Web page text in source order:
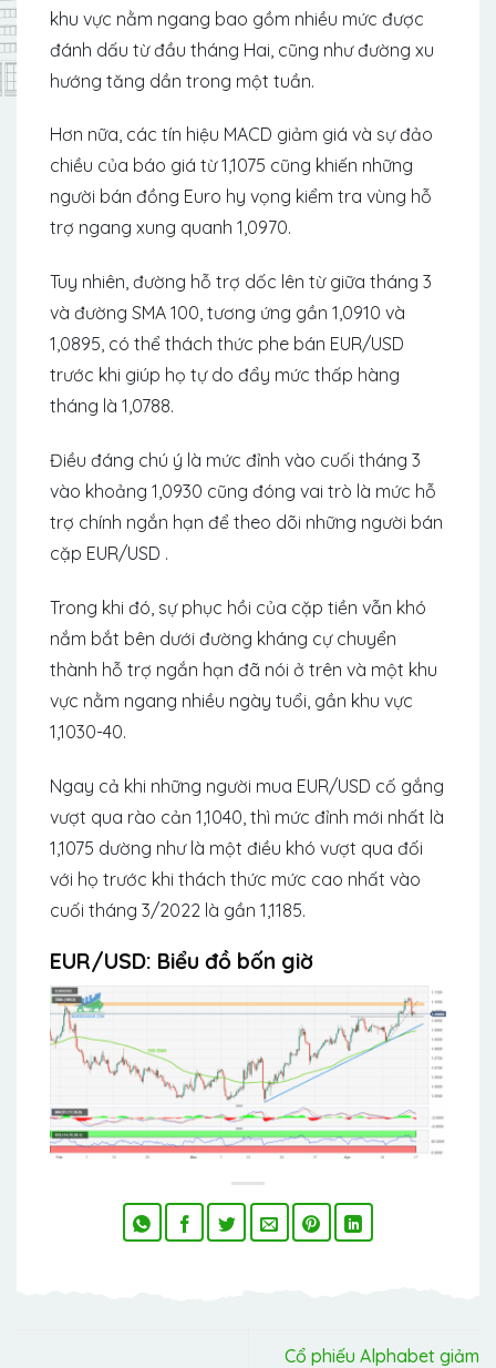
khu vực nằm ngang bao gồm nhiều mức được
đánh dấu từ đầu tháng Hai, cũng như đường xu
hướng tăng dần trong một tuần.
Hơn nữa, các tín hiệu MACD giảm giá và sự đảo
chiều của báo giá từ 1,1075 cũng khiến những
người bán đồng Euro hy vọng kiểm tra vùng hỗ
trợ ngang xung quanh 1,0970.
Tuy nhiên, đường hỗ trợ dốc lên từ giữa tháng 3
và đường SMA 100, tương ứng gần 1,0910 và
1,0895, có thể thách thức phe bán EUR/USD
trước khi giúp họ tự do đẩy mức thấp hàng
tháng là 1,0788.
Điều đáng chú ý là mức đỉnh vào cuối tháng 3
vào khoảng 1,0930 cũng đóng vai trò là mức hỗ
trợ chính ngắn hạn để theo dõi những người bán
cặp EUR/USD .
Trong khi đó, sự phục hồi của cặp tiền vẫn khó
nắm bắt bên dưới đường kháng cự chuyển
thành hỗ trợ ngắn hạn đã nói ở trên và một khu
vực nằm ngang nhiều ngày tuổi, gần khu vực
1,1030-40.
Ngay cả khi những người mua EUR/USD cố gắng
vượt qua rào cản 1,1040, thì mức đỉnh mới nhất là
1,1075 dường như là một điều khó vượt qua đối
với họ trước khi thách thức mức cao nhất vào
cuối tháng 3/2022 là gần 1,1185.
EUR/USD: Biểu đồ bốn giờ
Cổ phiếu Alphabet giảm